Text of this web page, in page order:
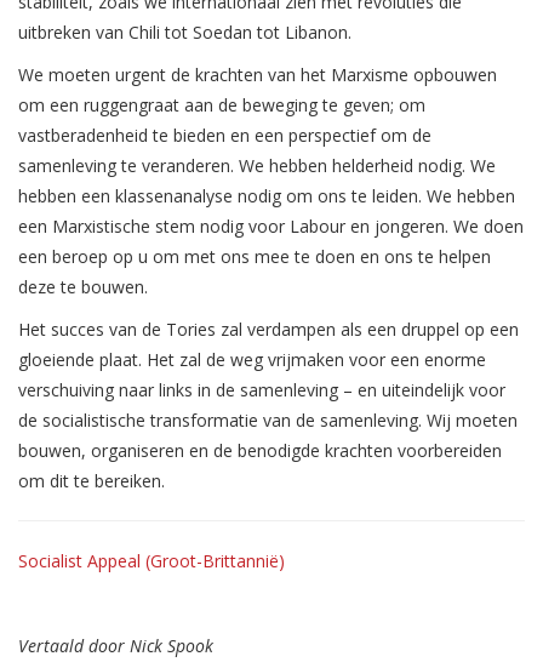
uitbreken van Chili tot Soedan tot Libanon.
We moeten urgent de krachten van het Marxisme opbouwen
om een ruggengraat aan de beweging te geven; om
vastberadenheid te bieden en een perspectief om de
samenleving te veranderen. We hebben helderheid nodig. We
hebben een klassenanalyse nodig om ons te leiden. We hebben
een Marxistische stem nodig voor Labour en jongeren. We doen
een beroep op u om met ons mee te doen en ons te helpen
deze te bouwen.
Het succes van de Tories zal verdampen als een druppel op een
gloeiende plaat. Het zal de weg vrijmaken voor een enorme
verschuiving naar links in de samenleving – en uiteindelijk voor
de socialistische transformatie van de samenleving. Wij moeten
bouwen, organiseren en de benodigde krachten voorbereiden
om dit te bereiken.
Socialist Appeal (Groot-Brittannië)
Vertaald door Nick Spook